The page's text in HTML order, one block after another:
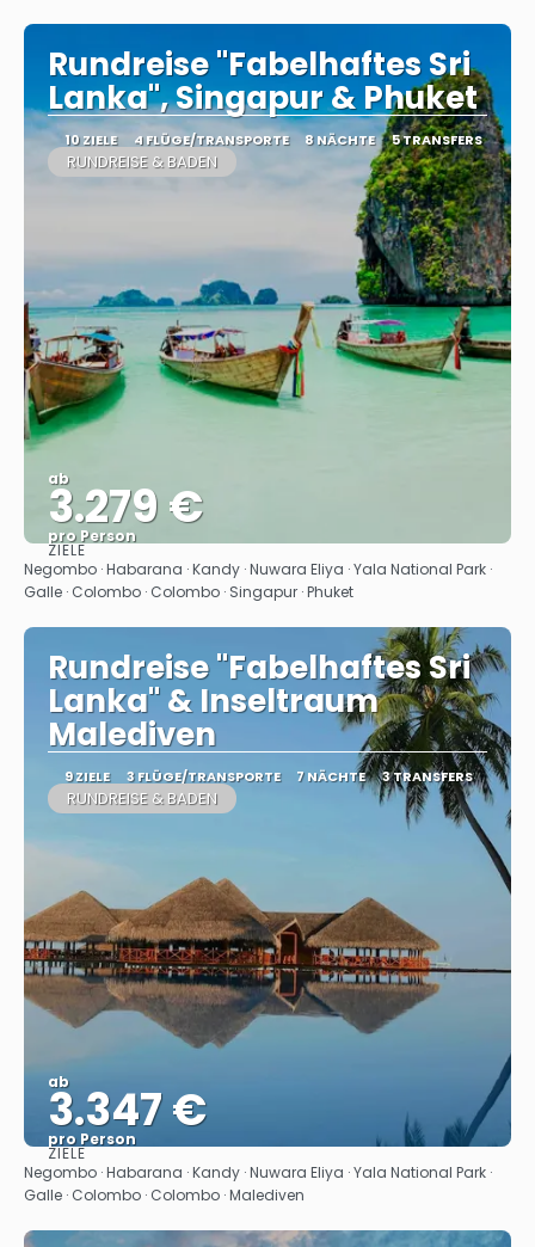
Rundreise "Fabelhaftes Sri
Lanka", Singapur & Phuket
10 ZIELE 4 FLÜGE/TRANSPORTE 8 NÄCHTE 5 TRANSFERS
RUNDREISE & BADEN
ab
3.279 €
pro Person
Sehen
ZIELE
Negombo · Habarana · Kandy · Nuwara Eliya · Yala National Park ·
Galle · Colombo · Colombo · Singapur · Phuket
Rundreise "Fabelhaftes Sri
Lanka" & Inseltraum
Malediven
9 ZIELE 3 FLÜGE/TRANSPORTE 7 NÄCHTE 3 TRANSFERS
RUNDREISE & BADEN
ab
3.347 €
pro Person
Sehen
ZIELE
Negombo · Habarana · Kandy · Nuwara Eliya · Yala National Park ·
Galle · Colombo · Colombo · Malediven